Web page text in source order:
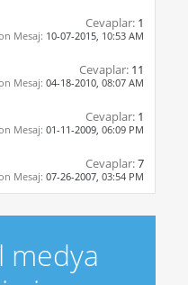
Cevaplar: 1
Mesaj: 10-07-2015, 10:53 AM
Cevaplar: 11
Mesaj: 04-18-2010, 08:07 AM
Cevaplar: 1
Mesaj: 01-11-2009, 06:09 PM
Cevaplar:7
Mesaj: 07-26-2007, 03:54 PM
medya